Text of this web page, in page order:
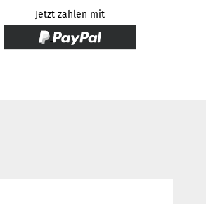
Jetzt zahlen mit